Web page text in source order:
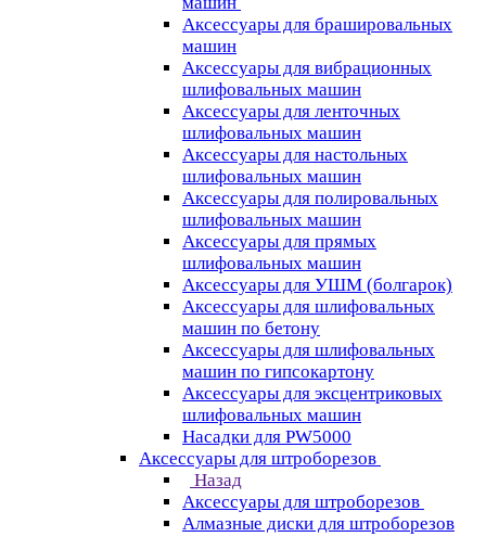
Аксессуары для брашировальных
машин
Аксессуары для вибрационных
шлифовальных машин
Аксессуары для ленточных
шлифовальных машин
Аксессуары для настольных
шлифовальных машин
Аксессуары для полировальных
шлифовальных машин
Аксессуары для прямых
шлифовальных машин
Аксессуары для УШМ (болгарок)
Аксессуары для шлифовальных
машин по бетону
Аксессуары для шлифовальных
машин по гипсокартону
Аксессуары для эксцентриковых
шлифовальных машин
Насадки для PW5000
Аксессуары для штроборезов
Назад
Аксессуары для штроборезов
Алмазные диски для штроборезов